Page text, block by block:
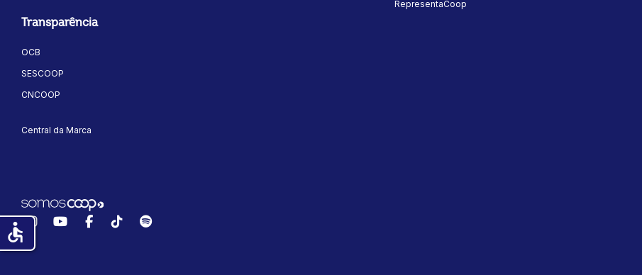
RepresentaCoop
Transparência
OCB
SESCOOP
CNCOOP
Central da Marca
InstagramYouTubeFacebook
TikTokSpotify
accessible